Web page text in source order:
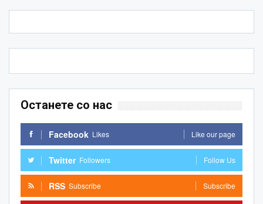
Останете со нас
Facebook Likes Like our page
Twitter Followers Follow Us
RSS Subscribe Subscribe